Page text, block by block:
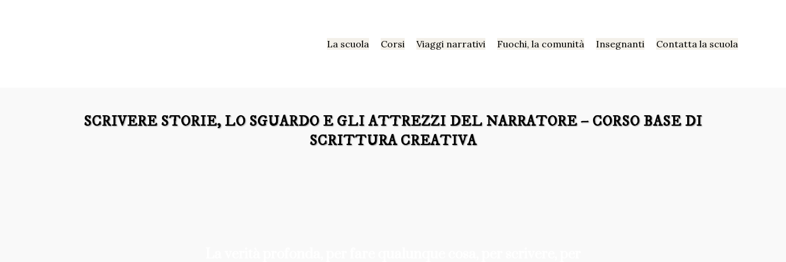
La scuola Corsi Viaggi narrativi Fuochi, la comunità Insegnanti Contatta la scuola
SCRIVERE STORIE, LO SGUARDO E GLI ATTREZZI DEL NARRATORE – CORSO BASE DI
SCRITTURA CREATIVA